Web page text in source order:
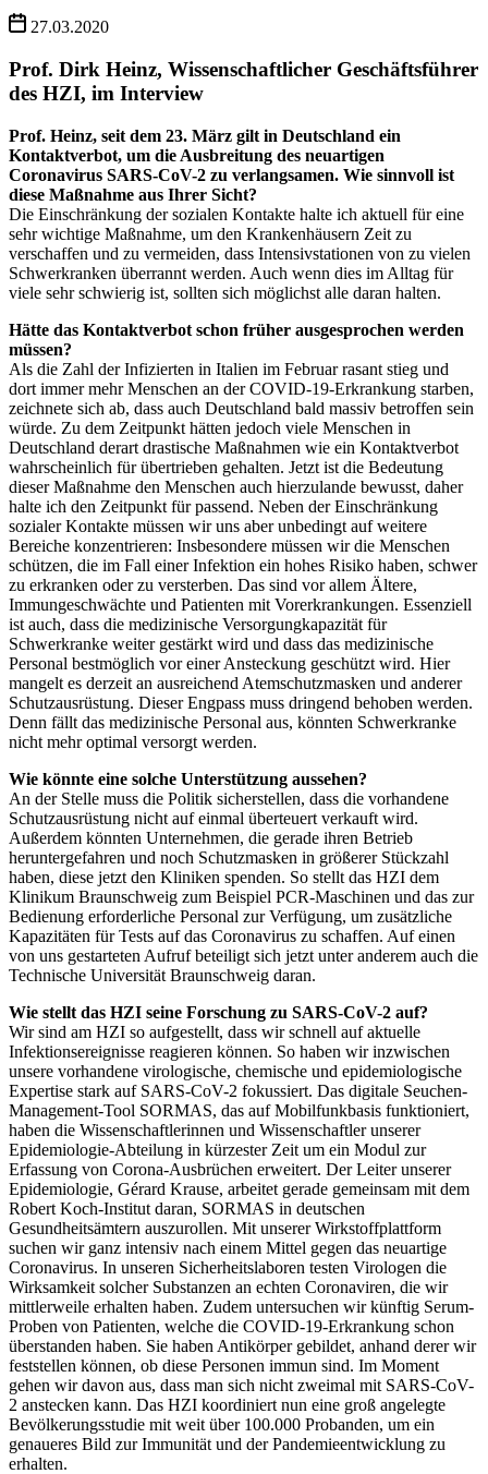
27.03.2020
Prof. Dirk Heinz, Wissenschaftlicher Geschäftsführer
des HZI, im Interview
Prof. Heinz, seit dem 23. März gilt in Deutschland ein
Kontaktverbot, um die Ausbreitung des neuartigen
Coronavirus SARS-CoV-2 zu verlangsamen. Wie sinnvoll ist
diese Maßnahme aus Ihrer Sicht?
Die Einschränkung der sozialen Kontakte halte ich aktuell für eine
sehr wichtige Maßnahme, um den Krankenhäusern Zeit zu
verschaffen und zu vermeiden, dass Intensivstationen von zu vielen
Schwerkranken überrannt werden. Auch wenn dies im Alltag für
viele sehr schwierig ist, sollten sich möglichst alle daran halten.
Hätte das Kontaktverbot schon früher ausgesprochen werden
müssen?
Als die Zahl der Infizierten in Italien im Februar rasant stieg und
dort immer mehr Menschen an der COVID-19-Erkrankung starben,
zeichnete sich ab, dass auch Deutschland bald massiv betroffen sein
würde. Zu dem Zeitpunkt hätten jedoch viele Menschen in
Deutschland derart drastische Maßnahmen wie ein Kontaktverbot
wahrscheinlich für übertrieben gehalten. Jetzt ist die Bedeutung
dieser Maßnahme den Menschen auch hierzulande bewusst, daher
halte ich den Zeitpunkt für passend. Neben der Einschränkung
sozialer Kontakte müssen wir uns aber unbedingt auf weitere
Bereiche konzentrieren: Insbesondere müssen wir die Menschen
schützen, die im Fall einer Infektion ein hohes Risiko haben, schwer
zu erkranken oder zu versterben. Das sind vor allem Ältere,
Immungeschwächte und Patienten mit Vorerkrankungen. Essenziell
ist auch, dass die medizinische Versorgungkapazität für
Schwerkranke weiter gestärkt wird und dass das medizinische
Personal bestmöglich vor einer Ansteckung geschützt wird. Hier
mangelt es derzeit an ausreichend Atemschutzmasken und anderer
Schutzausrüstung. Dieser Engpass muss dringend behoben werden.
Denn fällt das medizinische Personal aus, könnten Schwerkranke
nicht mehr optimal versorgt werden.
Wie könnte eine solche Unterstützung aussehen?
An der Stelle muss die Politik sicherstellen, dass die vorhandene
Schutzausrüstung nicht auf einmal überteuert verkauft wird.
Außerdem könnten Unternehmen, die gerade ihren Betrieb
heruntergefahren und noch Schutzmasken in größerer Stückzahl
haben, diese jetzt den Kliniken spenden. So stellt das HZI dem
Klinikum Braunschweig zum Beispiel PCR-Maschinen und das zur
Bedienung erforderliche Personal zur Verfügung, um zusätzliche
Kapazitäten für Tests auf das Coronavirus zu schaffen. Auf einen
von uns gestarteten Aufruf beteiligt sich jetzt unter anderem auch die
Technische Universität Braunschweig daran.
Wie stellt das HZI seine Forschung zu SARS-CoV-2 auf?
Wir sind am HZI so aufgestellt, dass wir schnell auf aktuelle
Infektionsereignisse reagieren können. So haben wir inzwischen
unsere vorhandene virologische, chemische und epidemiologische
Expertise stark auf SARS-CoV-2 fokussiert. Das digitale Seuchen-
Management-Tool SORMAS, das auf Mobilfunkbasis funktioniert,
haben die Wissenschaftlerinnen und Wissenschaftler unserer
Epidemiologie-Abteilung in kürzester Zeit um ein Modul zur
Erfassung von Corona-Ausbrüchen erweitert. Der Leiter unserer
Epidemiologie, Gérard Krause, arbeitet gerade gemeinsam mit dem
Robert Koch-Institut daran, SORMAS in deutschen
Gesundheitsämtern auszurollen. Mit unserer Wirkstoffplattform
suchen wir ganz intensiv nach einem Mittel gegen das neuartige
Coronavirus. In unseren Sicherheitslaboren testen Virologen die
Wirksamkeit solcher Substanzen an echten Coronaviren, die wir
mittlerweile erhalten haben. Zudem untersuchen wir künftig Serum-
Proben von Patienten, welche die COVID-19-Erkrankung schon
überstanden haben. Sie haben Antikörper gebildet, anhand derer wir
feststellen können, ob diese Personen immun sind. Im Moment
gehen wir davon aus, dass man sich nicht zweimal mit SARS-CoV-
2 anstecken kann. Das HZI koordiniert nun eine groß angelegte
Bevölkerungsstudie mit weit über 100.000 Probanden, um ein
genaueres Bild zur Immunität und der Pandemieentwicklung zu
erhalten.